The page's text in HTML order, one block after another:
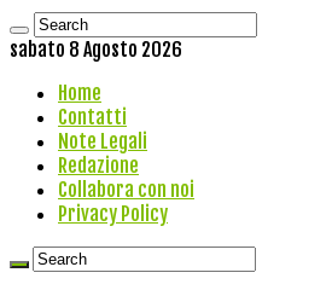
sabato 8 Agosto 2026
Home
Contatti
Note Legali
Redazione
Collabora con noi
Privacy Policy